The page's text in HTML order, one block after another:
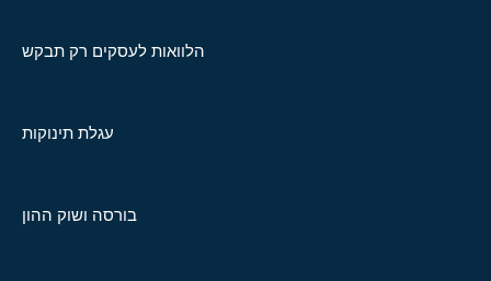
הלוואות לעסקים רק תבקש
עגלת תינוקות
בורסה ושוק ההון